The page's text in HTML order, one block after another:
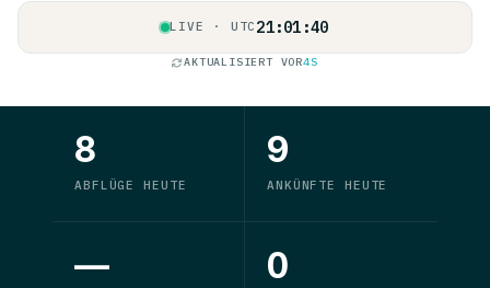
LIVE · UTC 21:01:40
AKTUALISIERT VOR4S
8
ABFLÜGE HEUTE
9
ANKÜNFTE HEUTE
— 0